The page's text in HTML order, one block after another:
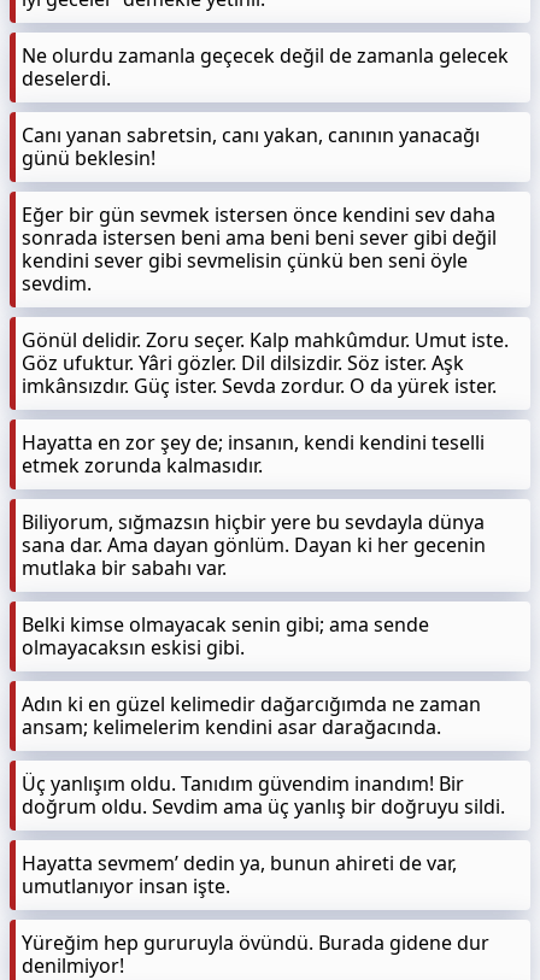
Ne olurdu zamanla geçecek değil de zamanla gelecek
deselerdi.
Canı yanan sabretsin, canı yakan, canının yanacağı
günü beklesin!
Eğer bir gün sevmek istersen önce kendini sev daha
sonrada istersen beni ama beni beni sever gibi değil
kendini sever gibi sevmelisin çünkü ben seni öyle
sevdim.
Gönül delidir. Zoru seçer. Kalp mahkûmdur. Umut iste.
Göz ufuktur. Yâri gözler. Dil dilsizdir. Söz ister. Aşk
imkânsızdır. Güç ister. Sevda zordur. O da yürek ister.
Hayatta en zor şey de; insanın, kendi kendini teselli
etmek zorunda kalmasıdır.
Biliyorum, sığmazsın hiçbir yere bu sevdayla dünya
sana dar. Ama dayan gönlüm. Dayan ki her gecenin
mutlaka bir sabahı var.
Belki kimse olmayacak senin gibi; ama sende
olmayacaksın eskisi gibi.
Adın ki en güzel kelimedir dağarcığımda ne zaman
ansam; kelimelerim kendini asar darağacında.
Üç yanlışım oldu. Tanıdım güvendim inandım! Bir
doğrum oldu. Sevdim ama üç yanlış bir doğruyu sildi.
Hayatta sevmem’ dedin ya, bunun ahireti de var,
umutlanıyor insan işte.
Yüreğim hep gururuyla övündü. Burada gidene dur
denilmiyor!